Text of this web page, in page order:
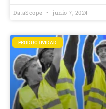
DataScope junio 7, 2024
PRODUCTIVIDAD